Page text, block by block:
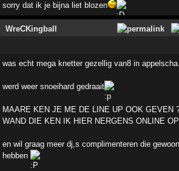
sorry dat ik je bijna liet blozen
WreCKingball
was echt mega knetter gezellig van8 in
werd weer snoeihard gedraait
MAARE KEN JE ME DE LINE UP OOK GEVEN
WAND DIE KEN IK HIER NERGENS ONLINE
en wil graag meer dj,s complimenteren die
hebben